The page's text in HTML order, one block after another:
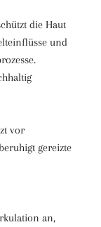
die Haut
und
vor
gereizte
an,